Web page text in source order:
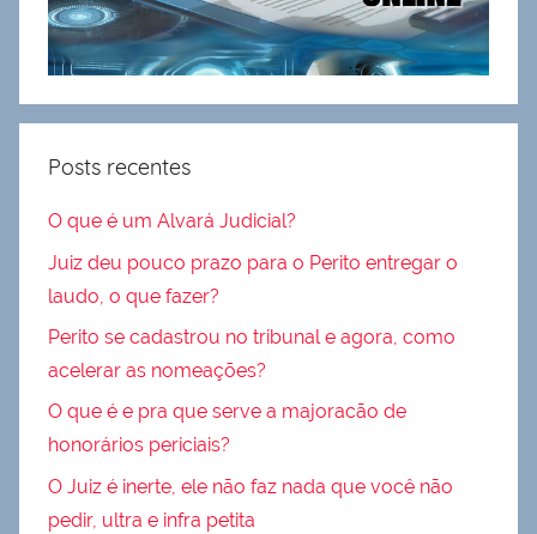
Posts recentes
O que é um Alvará Judicial?
Juiz deu pouco prazo para o Perito entregar o
laudo, o que fazer?
Perito se cadastrou no tribunal e agora, como
acelerar as nomeações?
O que é e pra que serve a majoracão de
honorários periciais?
O Juiz é inerte, ele não faz nada que você não
pedir, ultra e infra petita